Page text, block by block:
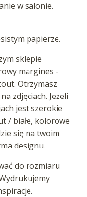
w salonie.
papierze.
sklepie
margines -
Otrzymasz
zdjęciach. Jeżeli
jest szerokie
/ białe, kolorowe
się na twoim
designu.
do rozmiaru